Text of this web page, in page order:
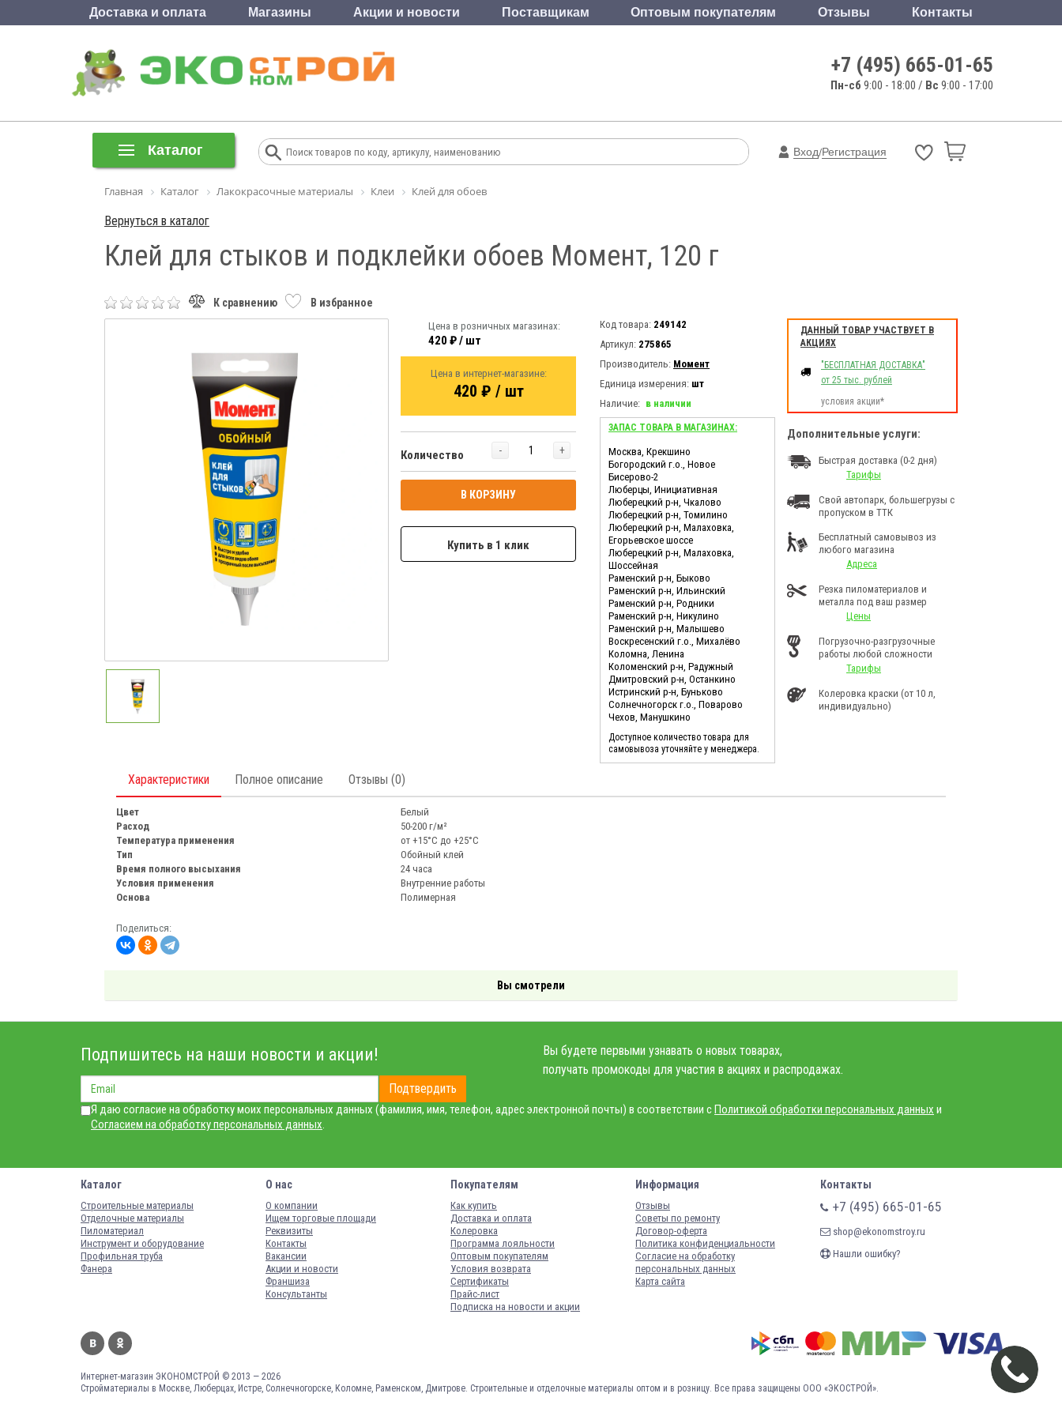
Доставка и оплата Магазины Акции и новости Поставщикам Оптовым покупателям Отзывы Контакты
+7 (495) 665-01-65
Пн-сб 9:00 - 18:00 / Вс 9:00 - 17:00
Каталог Вход/Регистрация
Главная Каталог Лакокрасочные материалы Клеи Клей для обоев
Вернуться в каталог
Клей для стыков и подклейки обоев Момент, 120 г
К сравнению В избранное
Цена в розничных магазинах:
420 ₽ / шт
Цена в интернет-магазине:
420 ₽ / шт
Количество - +
В КОРЗИНУ
Купить в 1 клик
Код товара: 249142
Артикул: 275865
Производитель: Момент
Единица измерения: шт
Наличие: в наличии
ЗАПАС ТОВАРА В МАГАЗИНАХ:
Москва, Крекшино
Богородский г.о., Новое
Бисерово-2
Люберцы, Инициативная
Люберецкий р-н, Чкалово
Люберецкий р-н, Томилино
Люберецкий р-н, Малаховка,
Егорьевское шоссе
Люберецкий р-н, Малаховка,
Шоссейная
Раменский р-н, Быково
Раменский р-н, Ильинский
Раменский р-н, Родники
Раменский р-н, Никулино
Раменский р-н, Малышево
Воскресенский г.о., Михалёво
Коломна, Ленина
Коломенский р-н, Радужный
Дмитровский р-н, Останкино
Истринский р-н, Буньково
Солнечногорск г.о., Поварово
Чехов, Манушкино
Доступное количество товара для
самовывоза уточняйте у менеджера.
ДАННЫЙ ТОВАР УЧАСТВУЕТ В
АКЦИЯХ
"БЕСПЛАТНАЯ ДОСТАВКА"
от 25 тыс. рублей
условия акции*
Дополнительные услуги:
Быстрая доставка (0-2 дня)
Тарифы
Свой автопарк, большегрузы с
пропуском в ТТК
Бесплатный самовывоз из
любого магазина
Адреса
Резка пиломатериалов и
металла под ваш размер
Цены
Погрузочно-разгрузочные
работы любой сложности
Тарифы
Колеровка краски (от 10 л,
индивидуально)
Характеристики Полное описание Отзывы (0)
Цвет
Белый
Расход
50-200 г/м²
Температура применения
от +15°C до +25°C
Тип
Обойный клей
Время полного высыхания
24 часа
Условия применения
Внутренние работы
Основа
Полимерная
Поделиться:
Вы смотрели
Подпишитесь на наши новости и акции!
Подтвердить
Вы будете первыми узнавать о новых товарах,
получать промокоды для участия в акциях и распродажах.
Я даю согласие на обработку моих персональных данных (фамилия, имя, телефон, адрес электронной почты) в соответствии сПолитикой обработки персональных данных и
Согласием на обработку персональных данных
Каталог
Строительные материалы
Отделочные материалы
Пиломатериал
Инструмент и оборудование
Профильная труба
Фанера
О нас
О компании
Ищем торговые площади
Реквизиты
Контакты
Вакансии
Акции и новости
Франшиза
Консультанты
Покупателям
Как купить
Доставка и оплата
Колеровка
Программа лояльности
Оптовым покупателям
Условия возврата
Сертификаты
Прайс-лист
Подписка на новости и акции
Информация
Отзывы
Советы по ремонту
Договор-оферта
Политика конфиденциальности
Согласие на обработку
персональных данных
Карта сайта
Контакты
+7 (495) 665-01-65
shop@ekonomstroy.ru
Нашли ошибку?
Интернет-магазин ЭКОНОМСТРОЙ © 2013 — 2026
Стройматериалы в Москве, Люберцах, Истре, Солнечногорске, Коломне, Раменском, Дмитрове. Строительные и отделочные материалы оптом и в розницу. Все права защищены ООО «ЭКОСТРОЙ».